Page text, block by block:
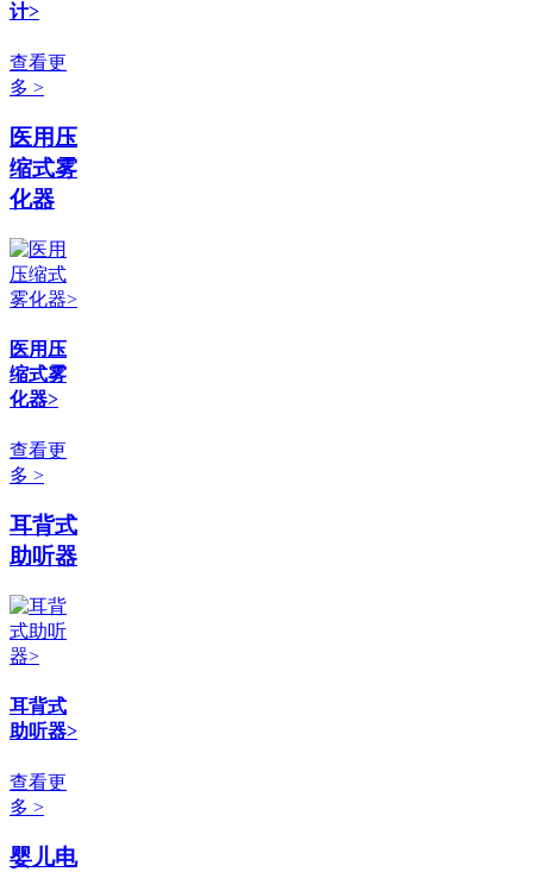
计>
查看更
多 >
医用压
缩式雾
化器
医用压
缩式雾
化器>
查看更
多 >
耳背式
助听器
耳背式
助听器>
查看更
多 >
婴儿电